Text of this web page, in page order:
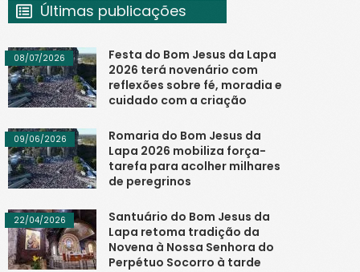
Últimas publicações
Festa do Bom Jesus da Lapa
2026 terá novenário com
reflexões sobre fé, moradia e
cuidado com a criação
08/07/2026
Romaria do Bom Jesus da
Lapa 2026 mobiliza força-
tarefa para acolher milhares
de peregrinos
09/06/2026
Santuário do Bom Jesus da
Lapa retoma tradição da
Novena à Nossa Senhora do
Perpétuo Socorro à tarde
22/04/2026